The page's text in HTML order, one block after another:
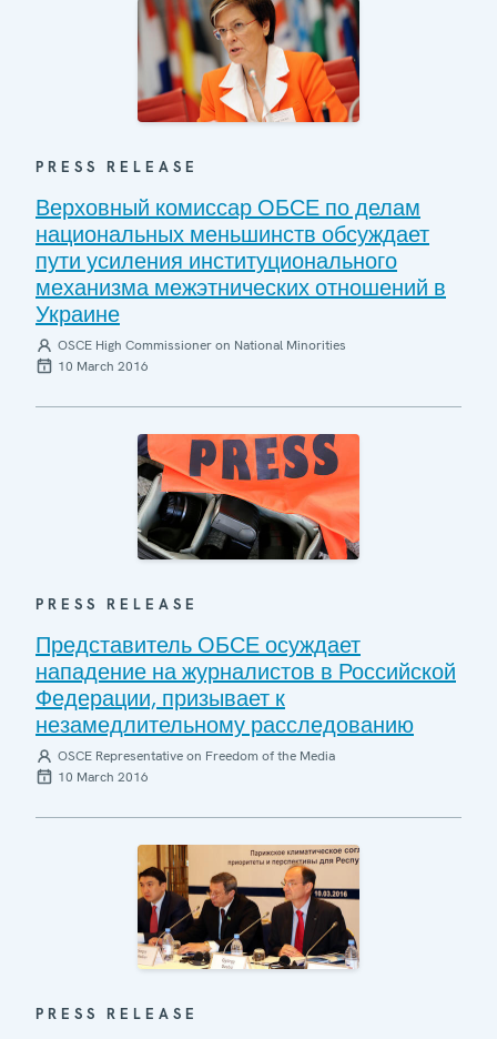
PRESS RELEASE
Верховный комиссар ОБСЕ по делам
национальных меньшинств обсуждает
пути усиления институционального
механизма межэтнических отношений в
Украине
OSCE High Commissioner on National Minorities
10 March 2016
PRESS RELEASE
Представитель ОБСЕ осуждает
нападение на журналистов в Российской
Федерации, призывает к
незамедлительному расследованию
OSCE Representative on Freedom of the Media
10 March 2016
PRESS RELEASE